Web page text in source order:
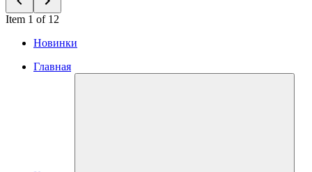
Item 1 of 12
Новинки
Главная